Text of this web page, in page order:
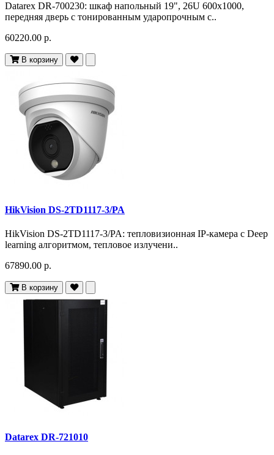
Datarex DR-700230: шкаф напольный 19", 26U 600х1000,
передняя дверь с тонированным ударопрочным с..
60220.00 р.
В корзину
HikVision DS-2TD1117-3/PA
HikVision DS-2TD1117-3/PA: тепловизионная IP-камера с Deep
learning алгоритмом, тепловое излучени..
67890.00 р.
В корзину
Datarex DR-721010